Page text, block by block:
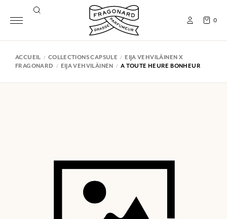
0
ACCUEIL COLLECTIONS CAPSULE
EIJA VEHVILÄINEN X
FRAGONARD
EIJA VEHVILÄINEN A TOUTE HEURE BONHEUR